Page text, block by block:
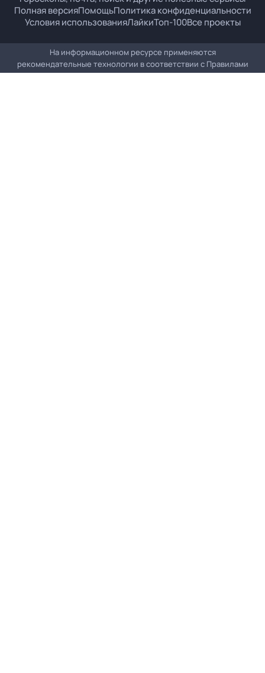
Полная версияПомощьПолитика конфиденциальности
Условия использованияЛайкиТоп-100Все проекты
На информационном ресурсе применяются
рекомендательные технологии в соответствии с Правилами